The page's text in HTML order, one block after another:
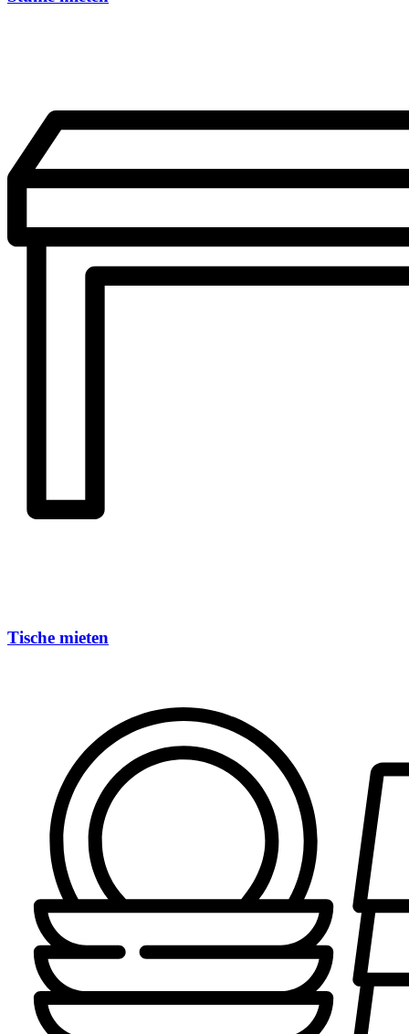
Tische mieten